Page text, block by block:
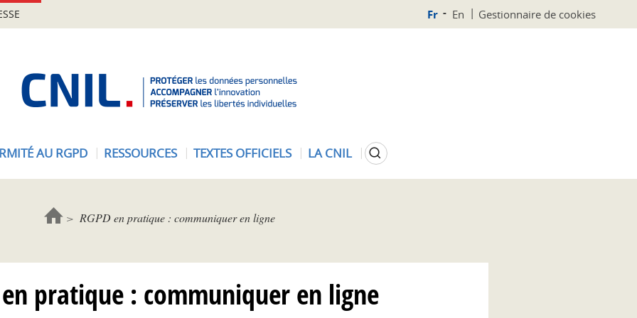
Fr En Gestionnaire de cookies
AU RGPD RESSOURCES TEXTES OFFICIELS LA CNIL Rechercher
RGPD en pratique : communiquer en ligne
en pratique : communiquer en ligne